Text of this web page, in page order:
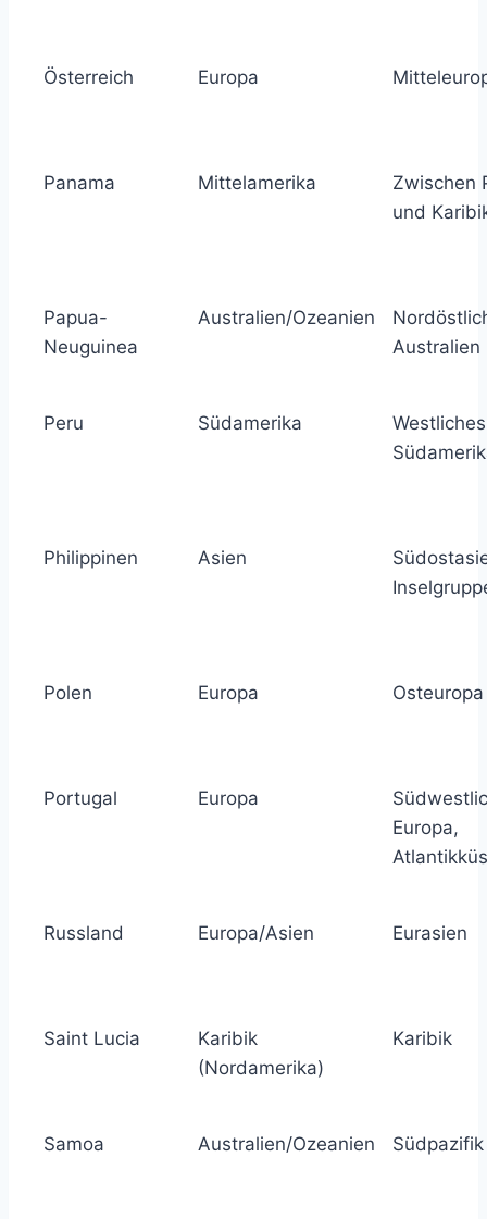
Österreich Europa
Panama Mittelamerika
Zwischen
und
Papua-
Neuguinea
Australien/Ozeanien
Australien
Peru Südamerika
Westliches
Philippinen Asien
Polen Europa Osteuropa
Portugal Europa
Europa,
Russland Europa/Asien Eurasien
Saint Lucia
Karibik
(Nordamerika)
Karibik
Samoa Australien/Ozeanien Südpazifik